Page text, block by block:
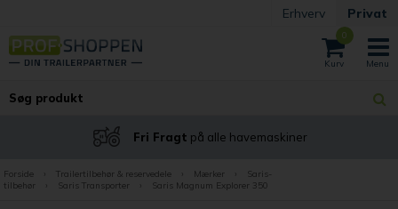
Erhverv Privat
0
Fri Fragt på alle havemaskiner
Forside Trailertilbehør & reservedele Mærker
Saris-
tilbehør
Saris Transporter Saris Magnum Explorer 350